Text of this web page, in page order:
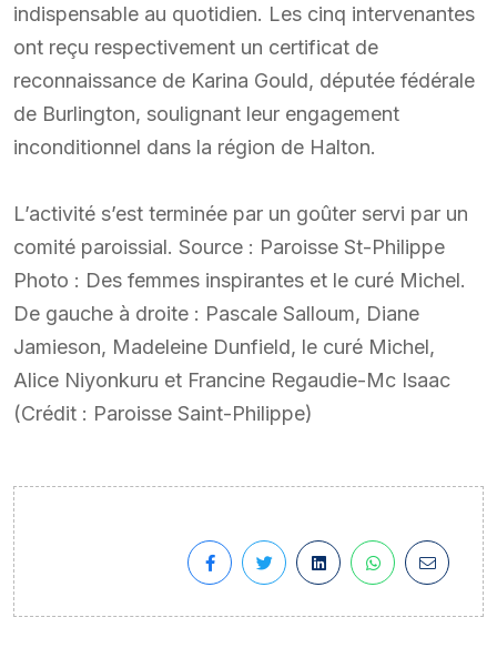
indispensable au quotidien. Les cinq intervenantes
ont reçu respectivement un certificat de
reconnaissance de Karina Gould, députée fédérale
de Burlington, soulignant leur engagement
inconditionnel dans la région de Halton.
L’activité s’est terminée par un goûter servi par un
comité paroissial. Source : Paroisse St-Philippe
Photo : Des femmes inspirantes et le curé Michel.
De gauche à droite : Pascale Salloum, Diane
Jamieson, Madeleine Dunfield, le curé Michel,
Alice Niyonkuru et Francine Regaudie-Mc Isaac
(Crédit : Paroisse Saint-Philippe)